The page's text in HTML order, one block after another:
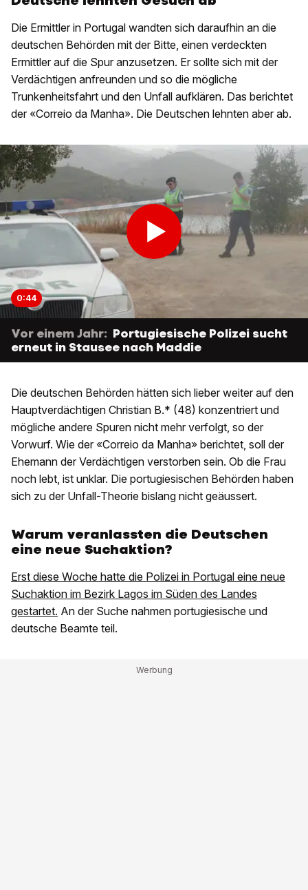
Die Ermittler in Portugal wandten sich daraufhin an die
deutschen Behörden mit der Bitte, einen verdeckten
Ermittler auf die Spur anzusetzen. Er sollte sich mit der
Verdächtigen anfreunden und so die mögliche
Trunkenheitsfahrt und den Unfall aufklären. Das berichtet
der «Correio da Manha». Die Deutschen lehnten aber ab.
0:44
Vor einem Jahr: Portugiesische Polizei sucht
erneut in Stausee nach Maddie
Die deutschen Behörden hätten sich lieber weiter auf den
Hauptverdächtigen Christian B.* (48) konzentriert und
mögliche andere Spuren nicht mehr verfolgt, so der
Vorwurf. Wie der «Correio da Manha» berichtet, soll der
Ehemann der Verdächtigen verstorben sein. Ob die Frau
noch lebt, ist unklar. Die portugiesischen Behörden haben
sich zu der Unfall-Theorie bislang nicht geäussert.
Warum veranlassten die Deutschen
eine neue Suchaktion?
Erst diese Woche hatte die Polizei in Portugal eine neue
Suchaktion im Bezirk Lagos im Süden des Landes
gestartet. An der Suche nahmen portugiesische und
deutsche Beamte teil.